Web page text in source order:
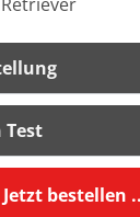
Jetzt bestellen